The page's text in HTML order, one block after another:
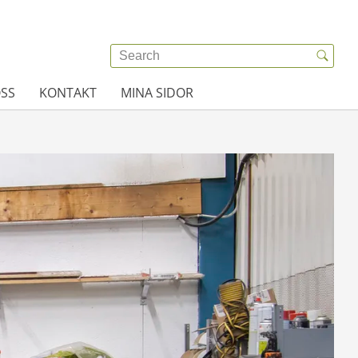
KONTAKT MINA SIDOR